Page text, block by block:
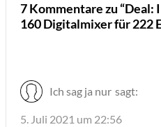
7 Kommentare zu “Deal:
160 Digitalmixer für 222
Ich sag ja nur sagt:
5. Juli 2021 um 22:56